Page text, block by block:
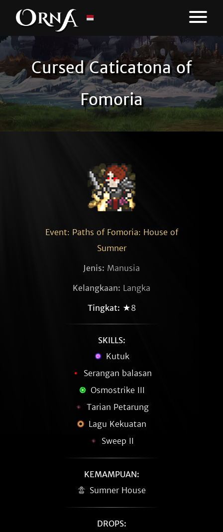
Cursed Caticatona of
Fomoria
Event: Paths of Fomoria: House of
Sumner
Jenis: Manusia
Kelangkaan: Langka
Tingkat: ★8
SKILLS:
Kutuk
Serangan balasan
Osmostrike III
Tarian Petarung
Lagu Kekuatan
Sweep II
KEMAMPUAN:
Sumner House
DROPS: